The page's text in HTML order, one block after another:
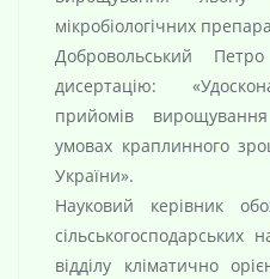
мікробіологічних
Добровольський
дисертацію:
прийомів
умовах краплинного
України».
Науковий керівник
сільськогосподарських
відділу кліматично